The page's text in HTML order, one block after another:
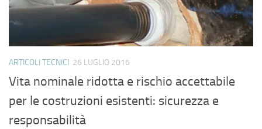
ARTICOLI TECNICI 26 LUGLIO 2016
Vita nominale ridotta e rischio accettabile
per le costruzioni esistenti: sicurezza e
responsabilità